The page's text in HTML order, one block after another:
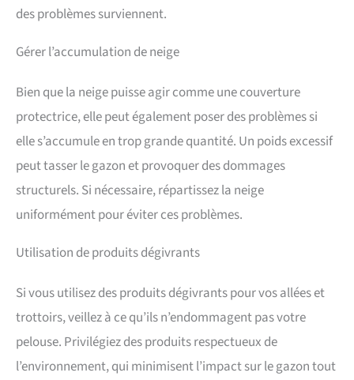
des problèmes surviennent.
Gérer l’accumulation de neige
Bien que la neige puisse agir comme une couverture
protectrice, elle peut également poser des problèmes si
elle s’accumule en trop grande quantité. Un poids excessif
peut tasser le gazon et provoquer des dommages
structurels. Si nécessaire, répartissez la neige
uniformément pour éviter ces problèmes.
Utilisation de produits dégivrants
Si vous utilisez des produits dégivrants pour vos allées et
trottoirs, veillez à ce qu’ils n’endommagent pas votre
pelouse. Privilégiez des produits respectueux de
l’environnement, qui minimisent l’impact sur le gazon tout